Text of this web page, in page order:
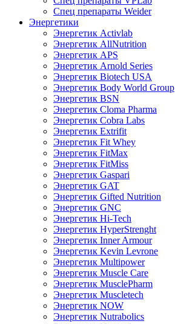
Спец препараты Weider
Энергетики
Энергетик Activlab
Энергетик AllNutrition
Энергетик APS
Энергетик Arnold Series
Энергетик Biotech USA
Энергетик Body World Group
Энергетик BSN
Энергетик Cloma Pharma
Энергетик Cobra Labs
Энергетик Extrifit
Энергетик Fit Whey
Энергетик FitMax
Энергетик FitMiss
Энергетик Gaspari
Энергетик GAT
Энергетик Gifted Nutrition
Энергетик GNC
Энергетик Hi-Tech
Энергетик HyperStrenght
Энергетик Inner Armour
Энергетик Kevin Levrone
Энергетик Multipower
Энергетик Muscle Care
Энергетик MusclePharm
Энергетик Muscletech
Энергетик NOW
Энергетик Nutrabolics